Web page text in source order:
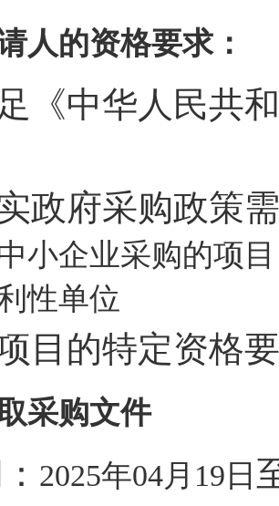
人的资格要求：
《中华人民共
政府采购政策
小企业采购的项
性单位
目的特定资格
采购文件
2025年04月19日